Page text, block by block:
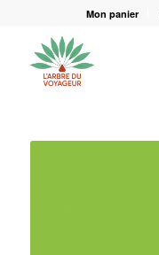
Mon panier